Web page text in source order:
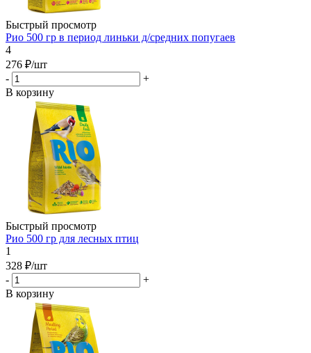
Быстрый просмотр
Рио 500 гр в период линьки д/средних попугаев
4
276 ₽/шт
-
+
В корзину
Быстрый просмотр
Рио 500 гр для лесных птиц
1
328 ₽/шт
-
+
В корзину